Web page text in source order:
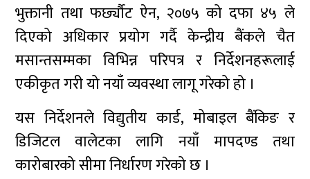
भुक्तानी तथा फर्छ्यौट ऐन, २०७५ को दफा ४५ ले
दिएको अधिकार प्रयोग गर्दै केन्द्रीय बैंकले चैत
मसान्तसम्मका विभिन्न परिपत्र र निर्देशनहरूलाई
एकीकृत गरी यो नयाँ व्यवस्था लागू गरेको हो ।
यस निर्देशनले विद्युतीय कार्ड, मोबाइल बैंकिङ र
डिजिटल वालेटका लागि नयाँ मापदण्ड तथा
कारोबारको सीमा निर्धारण गरेको छ ।